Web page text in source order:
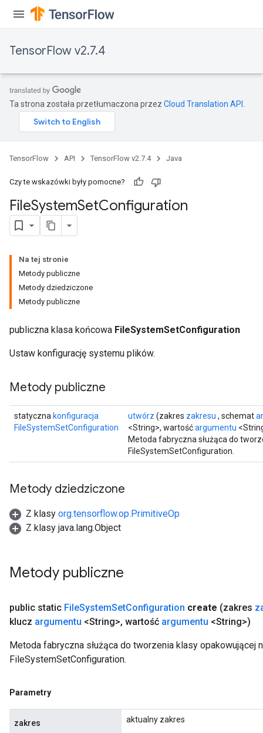
TensorFlow v2.7.4
Ta strona została przetłumaczona przez Cloud Translation API
TensorFlow API TensorFlow v2.7.4 Java
Czy te wskazówki były pomocne?
FileSystemSetConfiguration
Na tej stronie
Metody publiczne
Metody dziedziczone
Metody publiczne
publiczna klasa końcowa FileSystemSetConfiguration
Ustaw konfigurację systemu plików.
Metody publiczne
statyczna konfiguracja
FileSystemSetConfiguration
utwórz (zakres zakresu , schemat
<String>, wartośćargumentu
Metoda fabryczna służąca do
FileSystemSetConfiguration.
Metody dziedziczone
Z klasy org.tensorflow.op.PrimitiveOp
Z klasy java.lang.Object
Metody publiczne
public static FileSystemSetConfiguration create (zakres
klucz argumentu <String>, wartość argumentu <String>)
Metoda fabryczna służąca do tworzenia klasy opakowującej
FileSystemSetConfiguration.
Parametry
zakres aktualny zakres